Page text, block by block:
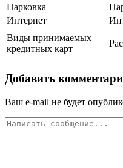
Парковка
Интернет
Виды принимаемых
кредитных карт
Добавить
Ваш e-mail не будет